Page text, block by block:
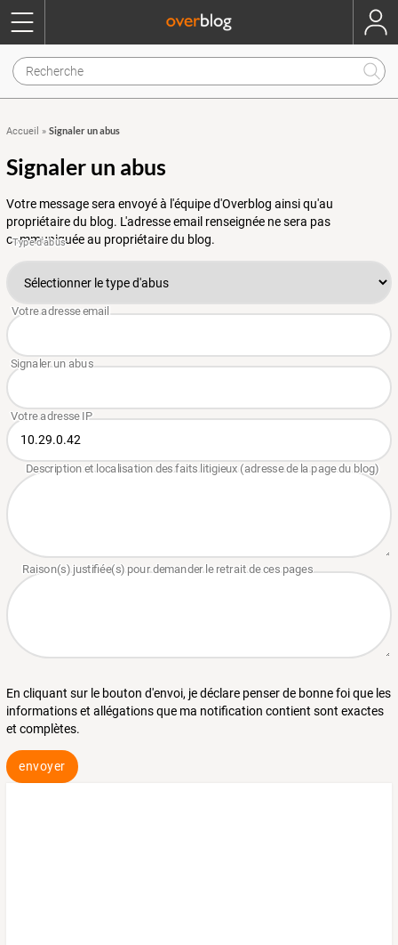
Accueil » Signaler un abus
Signaler un abus
Votre message sera envoyé à l'équipe d'Overblog ainsi qu'au
propriétaire du blog. L'adresse email renseignée ne sera pas
communiquée au propriétaire du blog.
En cliquant sur le bouton d'envoi, je déclare penser de bonne foi que les
informations et allégations que ma notification contient sont exactes
et complètes.
envoyer